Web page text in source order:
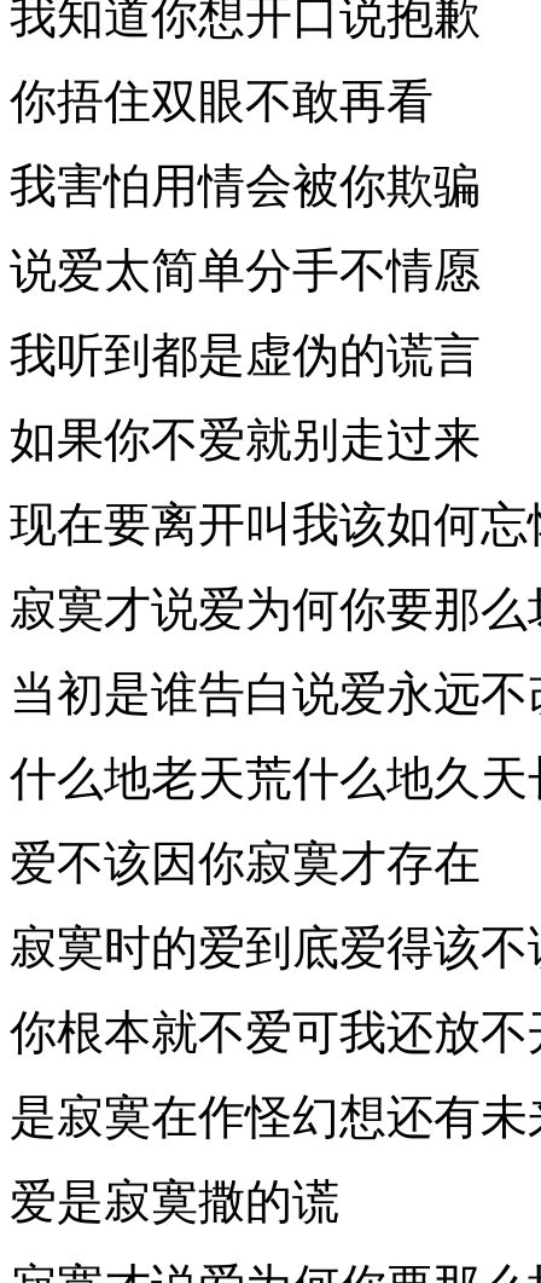
我知道你想开口说抱歉
你捂住双眼不敢再看
我害怕用情会被你欺骗
说爱太简单分手不情愿
我听到都是虚伪的谎言
如果你不爱就别走过来
现在要离开叫我该如何忘
寂寞才说爱为何你要那么
当初是谁告白说爱永远不
什么地老天荒什么地久天
爱不该因你寂寞才存在
寂寞时的爱到底爱得该不
你根本就不爱可我还放不
是寂寞在作怪幻想还有未
爱是寂寞撒的谎